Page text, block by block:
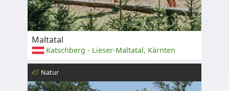
Maltatal
Katschberg - Lieser-Maltatal, Kärnten
Natur